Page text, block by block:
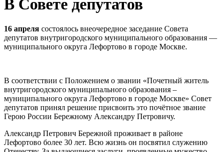
В Совете депутатов
16 апреля состоялось внеочередное заседание Совета
депутатов внутригородского муниципального образования —
муниципального округа Лефортово в городе Москве.
В соответствии с Положением о звании «Почетный житель
внутригородского муниципального образования –
муниципального округа Лефортово в городе Москве» Совет
депутатов принял решение присвоить это почётное звание
Герою России Бережному Александру Петровичу.
Александр Петрович Бережной проживает в районе
Лефортово более 30 лет. Всю жизнь он посвятил служению